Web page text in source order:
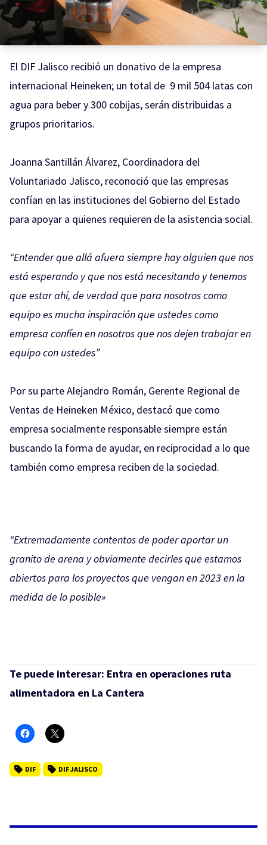
El DIF Jalisco recibió un donativo de la empresa
internacional Heineken; un total de 9 mil 504 latas con
agua para beber y 300 cobijas, serán distribuidas a
grupos prioritarios.
Joanna Santillán Álvarez, Coordinadora del
Voluntariado Jalisco, reconoció que las empresas
confían en las instituciones del Gobierno del Estado
para apoyar a quienes requieren de la asistencia social.
“Entender que allá afuera siempre hay alguien que nos
está esperando y que nos está necesitando y tenemos
que estar ahí, de verdad que para nosotros como
equipo es mucha inspiración que ustedes como
empresa confíen en nosotros que nos dejen trabajar en
equipo con ustedes”
Por su parte Alejandro Román, Gerente Regional de
Ventas de Heineken México, destacó que como
empresa socialmente responsable siempre están
buscando la forma de ayudar, en reciprocidad a lo que
también como empresa reciben de la sociedad.
“Extremadamente contentos de poder aportar un
granito de arena y obviamente decirles que estamos
abiertos para los proyectos que vengan en 2023 en la
medida de lo posible»
Te puede interesar: Entra en operaciones ruta
alimentadora en La Cantera
DIF DIF JALISCO